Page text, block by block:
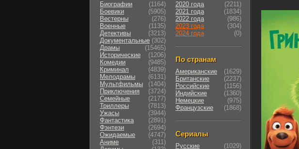
Биографии
(1164)
Боевики
(5905)
Вестерны
(276)
Военные
(1135)
Детективы
(3213)
Документальные (302)
Драмы
(15465)
Исторические
(1206)
Комедии
(9485)
Криминал
(4839)
Мелодрамы
(6131)
Мультфильмы
(1404)
Приключения
(3724)
Семейные
(2177)
Триллеры
(7813)
Ужасы
(3944)
Фантастика
(2891)
Фэнтези
(2694)
Ожидаемые
(4747)
Аниме
(311)
2020 года
(2211)
2021 года
(1834)
2022 года
(986)
2023 года
(304)
2024 года
(0)
По странам
Американские
(1629)
Британские
(2237)
Российские
(1156)
Индийские
(1360)
Немецкие
(975)
Французские
(1868)
Сериалы
Русские
(1029)